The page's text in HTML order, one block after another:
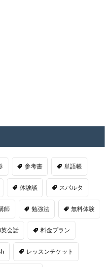
参考書 単語帳
体験談 スパルタ
師 勉強法 無料体験
会話 料金プラン
レッスンチケット